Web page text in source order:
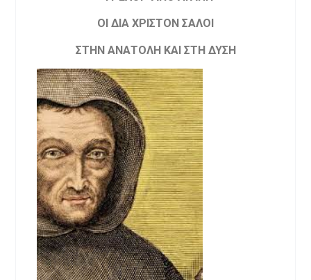
ΟΙ ΔΙΑ ΧΡΙΣΤΟΝ ΣΑΛΟΙ
ΣΤΗΝ ΑΝΑΤΟΛΗ ΚΑΙ ΣΤΗ ΔΥΣΗ